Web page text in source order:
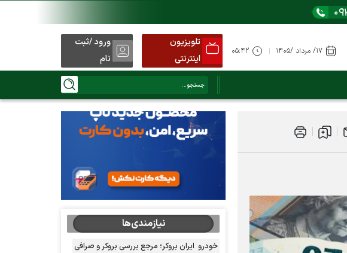
از اینجا گوش کنید
کنید)
تلویزیون
اینترنتی
ورود /ثبت
نام
نیازمندی‌ها
خودرو ایران بروکر؛ مرجع بررسی بروکر و صرافی